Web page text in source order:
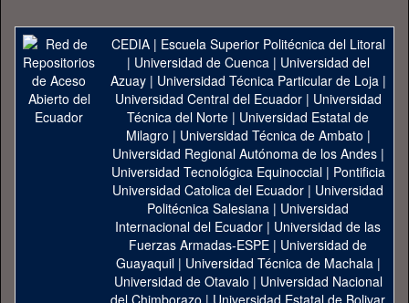
CEDIA| Escuela Superior Politécnica del Litoral
| Universidad de Cuenca| Universidad del
Azuay| Universidad Técnica Particular de Loja|
Universidad Central del Ecuador| Universidad
Técnica del Norte | Universidad Estatal de
Milagro | Universidad Técnica de Ambato |
Universidad Regional Autónoma de los Andes|
Universidad Tecnológica Equinoccial| Pontificia
Universidad Catolica del Ecuador | Universidad
Politécnica Salesiana | Universidad
Internacional del Ecuador | Universidad de las
Fuerzas Armadas-ESPE | Universidad de
Guayaquil| Universidad Técnica de Machala|
Universidad de Otavalo | Universidad Nacional
del Chimborazo | Universidad Estatal de Bolivar